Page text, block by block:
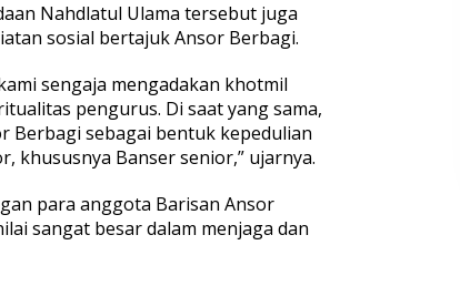
Nahdlatul Ulama tersebut juga
sosial bertajuk Ansor Berbagi.
sengaja mengadakan khotmil
pengurus. Di saat yang sama,
Berbagi sebagai bentuk kepedulian
khususnya Banser senior,” ujarnya.
para anggota Barisan Ansor
sangat besar dalam menjaga dan